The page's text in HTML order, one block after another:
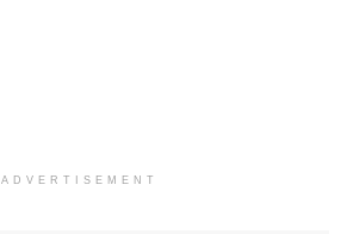
ADVERTISEMENT